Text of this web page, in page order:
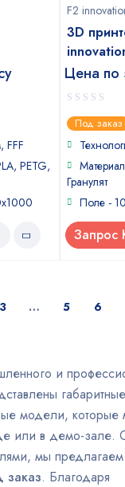
FFF
PETG,
F2
3D
Цена по
0
out
of
Под заказ
Гранулят
Поле -
Запрос
3 … 5 6
и
габаритные
модели, которые
или в демо-зале.
мы
заказ. Благодаря